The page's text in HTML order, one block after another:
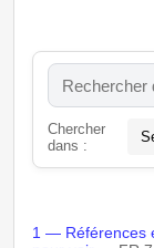
Chercher
dans :
1 — Références